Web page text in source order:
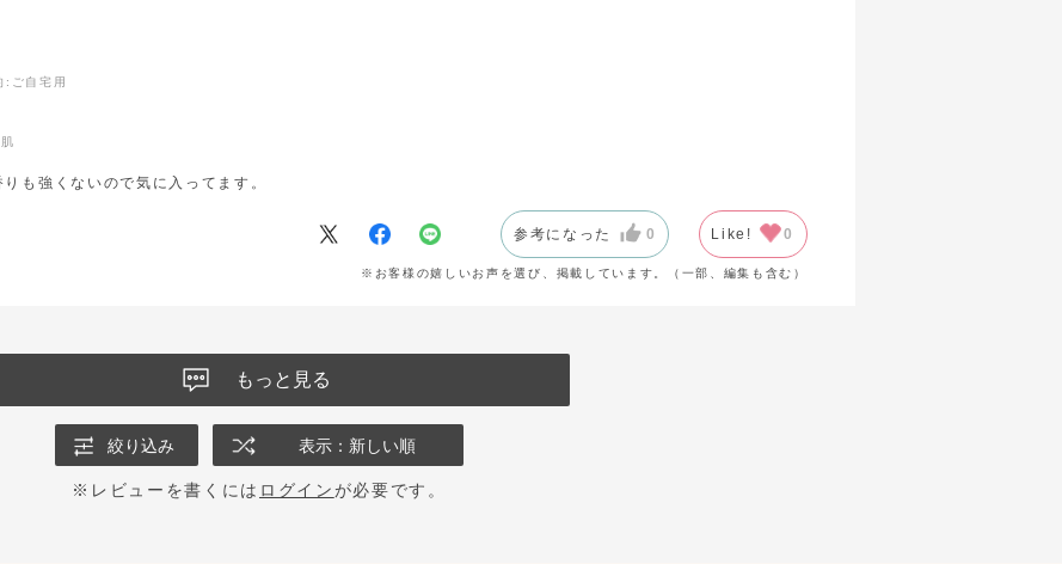
:ご自宅用
も強くないので気に入ってます。
参考になった 0 Like! 0
※お客様の嬉しいお声を選び、掲載しています。（一部、編集も含む）
もっと見る
絞り込み 表示：新しい順
※レビューを書くには ログイン が必要です。